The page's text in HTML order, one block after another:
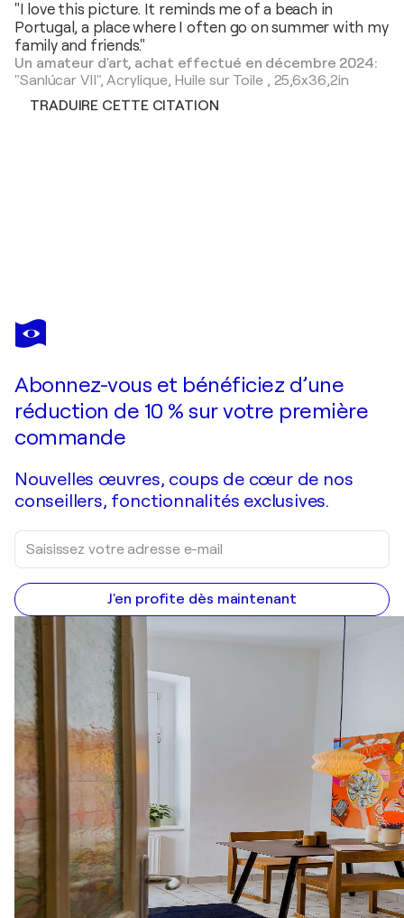
"I love this picture. It reminds me of a beach in
Portugal, a place where I often go on summer with my
family and friends."
Un amateur d'art, achat effectué en décembre 2024:
"Sanlúcar VII",Acrylique, Huile sur Toile, 25,6x36,2in
TRADUIRE CETTE CITATION
CARLOS
MARTIN
Je passe commande
Abonnez-vous et bénéficiez d’une
réduction de 10 % sur votre première
commande
Nouvelles œuvres, coups de cœur de nos
conseillers, fonctionnalités exclusives.
J'en profite dès maintenant